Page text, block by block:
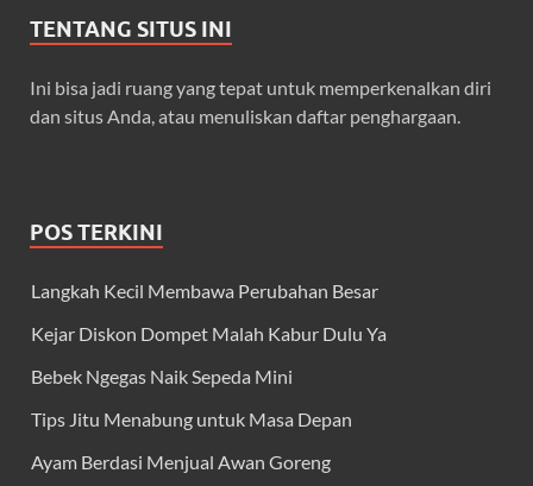
TENTANG SITUS INI
Ini bisa jadi ruang yang tepat untuk memperkenalkan diri
dan situs Anda, atau menuliskan daftar penghargaan.
POS TERKINI
Langkah Kecil Membawa Perubahan Besar
Kejar Diskon Dompet Malah Kabur Dulu Ya
Bebek Ngegas Naik Sepeda Mini
Tips Jitu Menabung untuk Masa Depan
Ayam Berdasi Menjual Awan Goreng